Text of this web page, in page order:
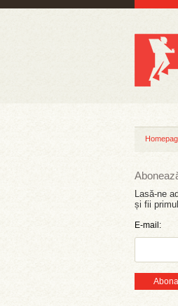
Lasă-ne
și fii
E-mail: